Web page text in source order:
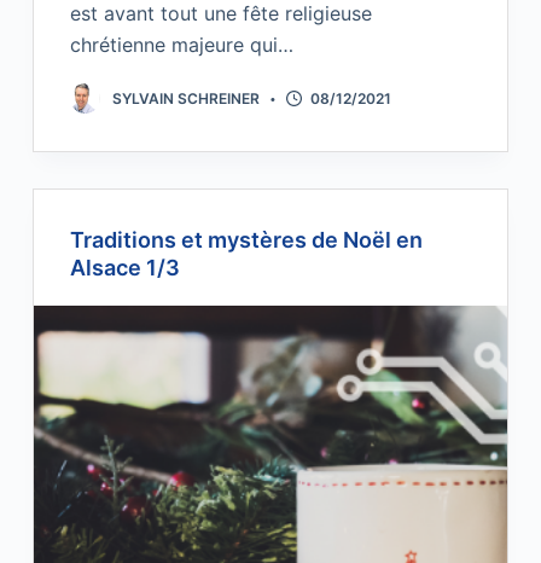
est avant tout une fête religieuse
chrétienne majeure qui…
SYLVAIN SCHREINER 08/12/2021
Traditions et mystères de Noël en
Alsace 1/3